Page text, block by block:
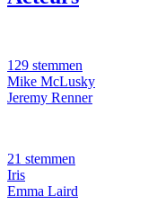
129 stemmen
Mike McLusky
Jeremy Renner
21 stemmen
Iris
Emma Laird